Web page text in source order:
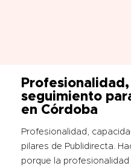
seguimiento
en Córdoba
Profesionalidad,
pilares de Publidirecta.
porque la